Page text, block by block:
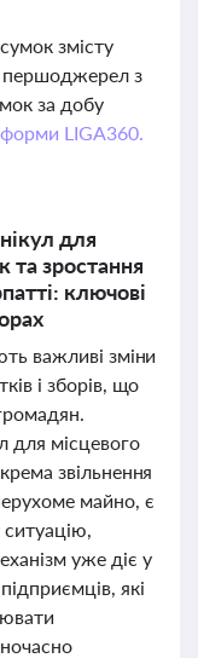
змісту
першоджерел з
за добу
LIGA360.
для
та зростання
ключові
важливі зміни
і зборів, що
для місцевого
звільнення
майно, є
уже діє у
які